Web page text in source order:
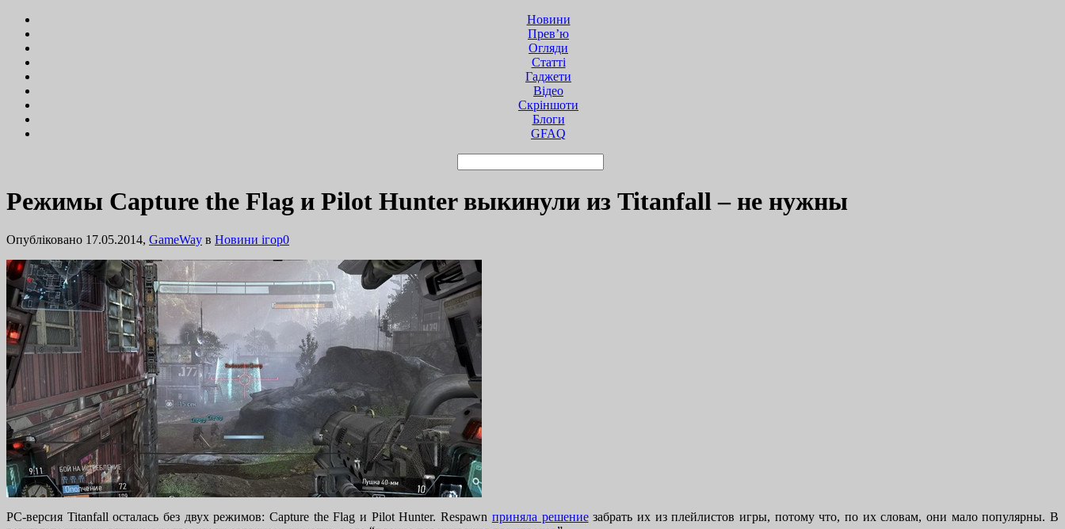
Новини
Прев’ю
Огляди
Статті
Гаджети
Відео
Cкріншоти
Блоги
GFAQ
Режимы Capture the Flag и Pilot Hunter выкинули из Titanfall – не нужны
Опубліковано 17.05.2014, GameWay в Новини ігор0
PC-версия Titanfall осталась без двух режимов: Capture the Flag и Pilot Hunter. Respawn приняла решениезабрать их из плейлистов игры, потому что, по их словам, они мало популярны. В